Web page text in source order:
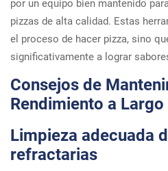
por un equipo bien mantenido
pizzas de alta calidad. Estas
el proceso de hacer pizza, sino
significativamente a lograr
Consejos de
Rendimiento a Largo
Limpieza adecuada
refractarias